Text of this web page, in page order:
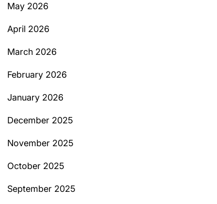
May 2026
April 2026
March 2026
February 2026
January 2026
December 2025
November 2025
October 2025
September 2025